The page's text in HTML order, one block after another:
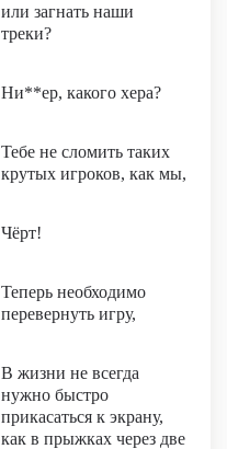
или загнать наши
треки?
Ни**ер, какого хера?
Тебе не сломить таких
крутых игроков, как мы,
Чёрт!
Теперь необходимо
перевернуть игру,
В жизни не всегда
нужно быстро
прикасаться к экрану,
как в прыжках через две